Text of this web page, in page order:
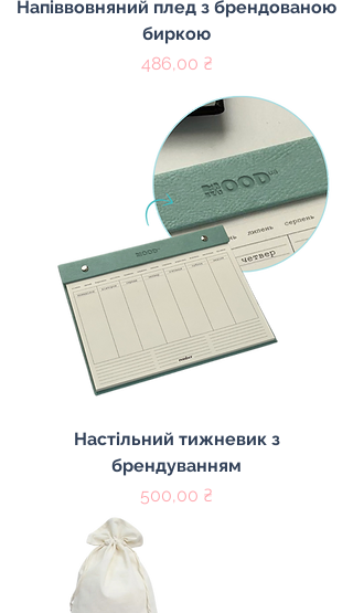
Напіввовняний плед з брендованою
биркою
Цена
486,00 ₴
Настільний тижневик з
брендуванням
Цена
500,00 ₴